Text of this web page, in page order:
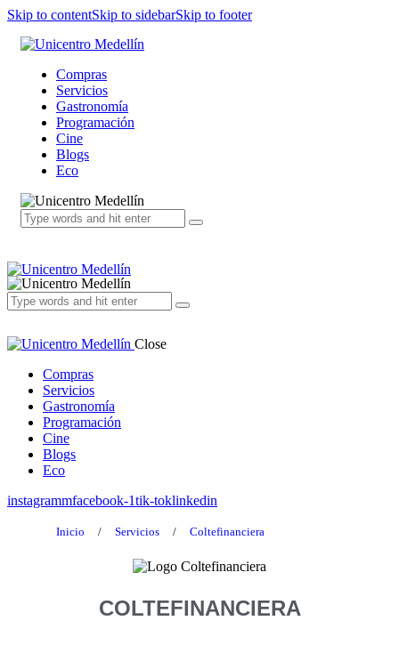
Skip to contentSkip to sidebarSkip to footer
Compras
Servicios
Gastronomía
Programación
Cine
Blogs
Eco
Close
Compras
Servicios
Gastronomía
Programación
Cine
Blogs
Eco
instagrammfacebook-1tik-toklinkedin
Inicio / Servicios / Coltefinanciera
COLTEFINANCIERA